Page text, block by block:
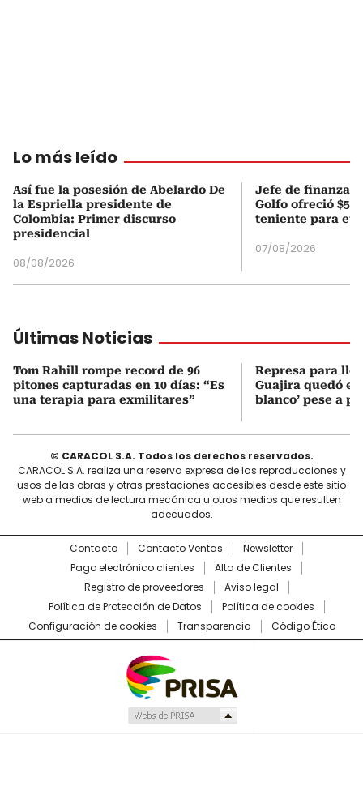
Lo más leído
Así fue la posesión de Abelardo De
la Espriella presidente de
Colombia: Primer discurso
presidencial
08/08/2026
Jefe de finanzas
Golfo ofreció
teniente para
07/08/2026
Últimas Noticias
Tom Rahill rompe record de 96
pitones capturadas en 10 días: “Es
una terapia para exmilitares”
Represa para
Guajira quedó en
blanco’ pese a
© CARACOL S.A. Todos los derechos reservados.
CARACOL S.A. realiza una reserva expresa de las reproducciones y
usos de las obras y otras prestaciones accesibles desde este sitio
web a medios de lectura mecánica u otros medios que resulten
adecuados.
Contacto Contacto Ventas
Newsletter
Pago electrónico clientes
Alta de Clientes
Registro de proveedores
Aviso legal
Política de Protección de Datos
Política de cookies
Configuración de cookies
Transparencia Código Ético